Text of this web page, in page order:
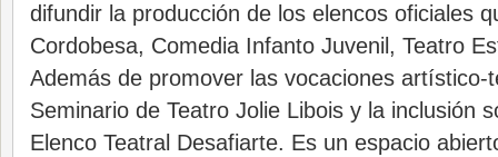
difundir la producción de los elencos oficiales
Cordobesa, Comedia Infanto Juvenil, Teatro
Además de promover las vocaciones artístico-
Seminario de Teatro Jolie Libois y la inclusión
Elenco Teatral Desafiarte. Es un espacio